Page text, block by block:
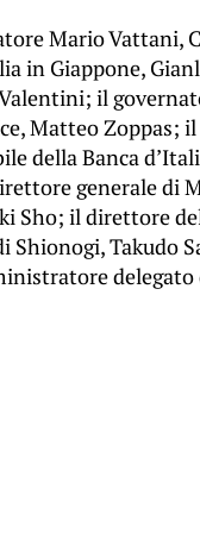
Mario Vattani,
in Giappone,
il
Matteo Zoppas;
della Banca
generale di
Sho; il direttore
Shionogi, Takudo